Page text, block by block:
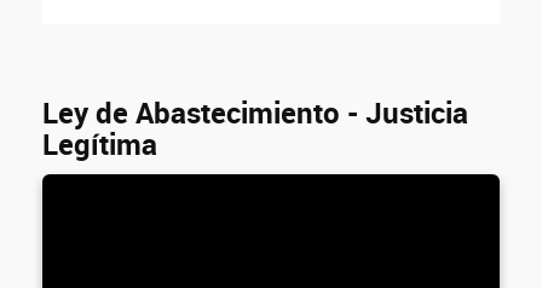
Ley de Abastecimiento - Justicia
Legítima